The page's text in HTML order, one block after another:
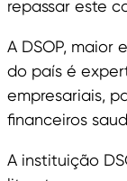
repassar este
A DSOP, maior
do país é
empresariais,
financeiros
A instituição